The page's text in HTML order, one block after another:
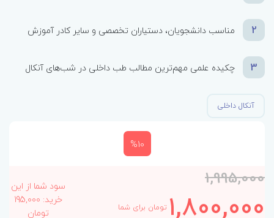
2 مناسب دانشجویان، دستیاران تخصصی و سایر کادر آموزش
3 چکیده علمی مهم‌ترین مطالب طب داخلی در شب‌های آنکال
آنکال داخلی
%10
1,995,000
1,800,000 تومان برای شما
سود شما از این
خرید: 195,000
تومان